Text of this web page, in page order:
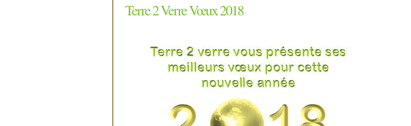
Terre 2 Verre Vœux 2018